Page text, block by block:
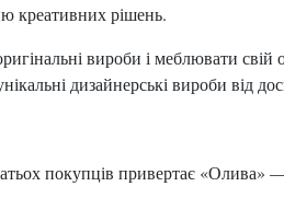
креативних рішень.
вироби і меблювати
дизайнерські вироби від
покупців привертає